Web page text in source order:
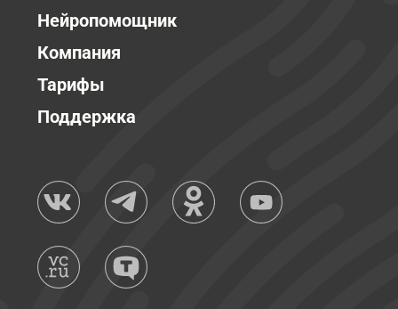
Нейропомощник
Компания
Тарифы
Поддержка